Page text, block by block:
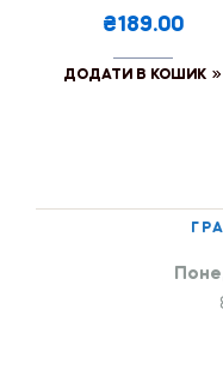
₴189.00
ДОДАТИ В КОШИК